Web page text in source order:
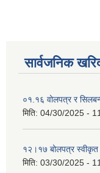
सार्वजनिक
०१.१६ वोलपत्र र
मिति: 04/30/2025 -
१२।१७ बोलपत्र
मिति: 03/30/2025 -